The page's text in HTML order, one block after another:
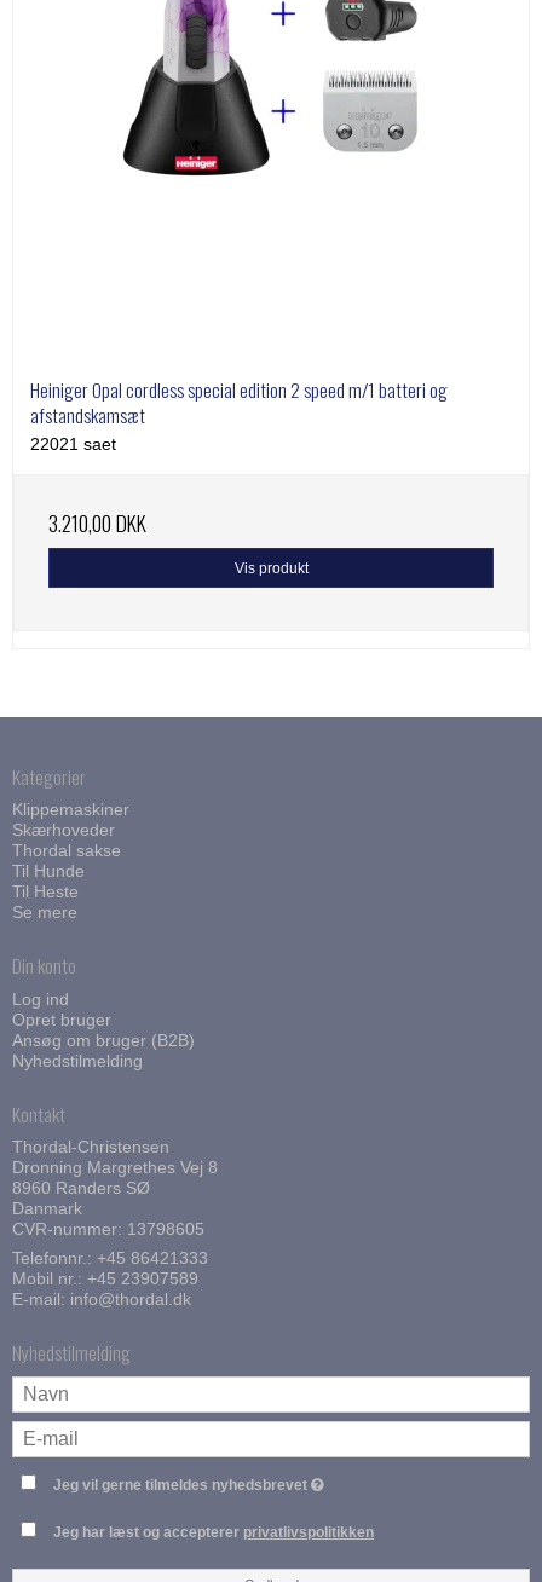
Heiniger Opal cordless special edition 2 speed m/1 batteri og
afstandskamsæt
22021 saet
3.210,00 DKK
Vis produkt
Kategorier
Klippemaskiner
Skærhoveder
Thordal sakse
Til Hunde
Til Heste
Se mere
Din konto
Log ind
Opret bruger
Ansøg om bruger (B2B)
Nyhedstilmelding
Kontakt
Thordal-Christensen
Dronning Margrethes Vej 8
8960 Randers SØ
Danmark
CVR-nummer: 13798605
Telefonnr.: +45 86421333
Mobil nr.: +45 23907589
E-mail: info@thordal.dk
Nyhedstilmelding
Jeg vil gerne tilmeldes nyhedsbrevet
Jeg har læst og accepterer privatlivspolitikken